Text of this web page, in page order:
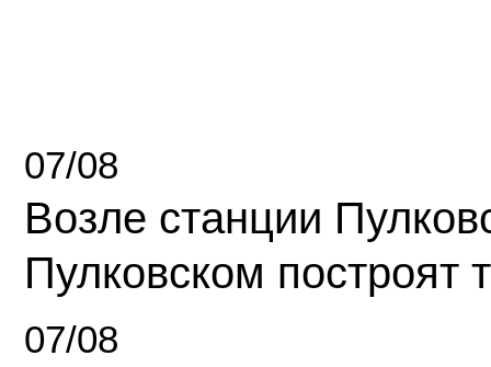
07/08
Возле станции
Пулковском построят
07/08